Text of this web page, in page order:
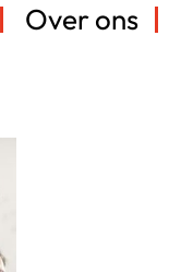
Over ons